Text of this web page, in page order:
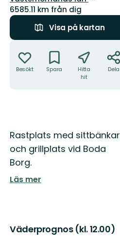
6585.11 km från dig
Visa på kartan
Besökt Spara
Hitta
hit
Dela
Beskrivning
Rastplats med sittbänkar
och grillplats vid Boda
Borg.
Läs mer
Väderprognos (kl. 12.00)